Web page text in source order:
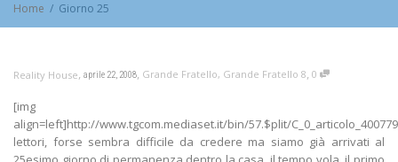
Home Giorno 25
Reality House, aprile 22, 2008, Grande Fratello, Grande Fratello 8, 0
[img
align=left]http://www.tgcom.mediaset.it/bin/57.$plit/
lettori, forse sembra difficile da credere ma siamo già arrivati al